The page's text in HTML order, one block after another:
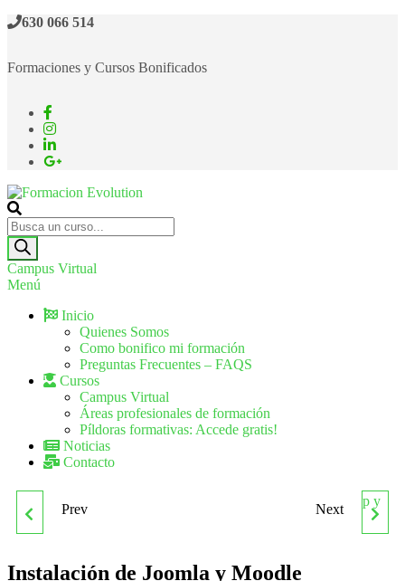
630 066 514
Formaciones y Cursos Bonificados
Formacion Evolution
Cursos de formación continua
Campus Virtual
Menú
Inicio
Quienes Somos
Como bonifico mi formación
Preguntas Frecuentes – FAQS
Cursos
Campus Virtual
Áreas profesionales de formación
Píldoras formativas: Accede gratis!
Noticias
Contacto
INGLÉS B2 (2ª PARTE)
Prev INTRODUCCIÓN ADOBE
Next
Instalación de Joomla y Moodle